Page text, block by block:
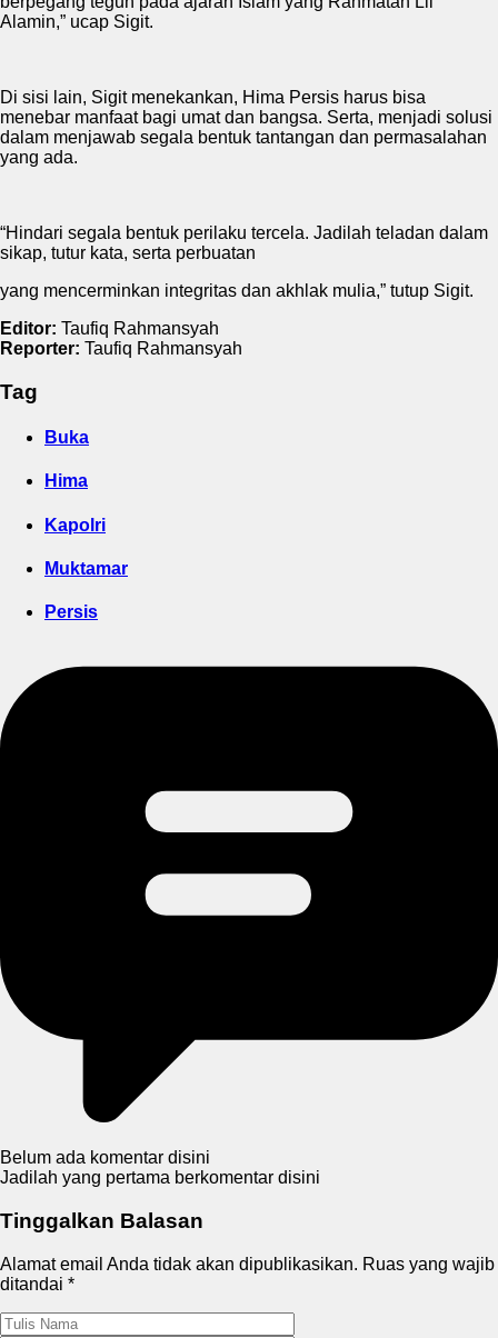
Alamin,” ucap Sigit.
Di sisi lain, Sigit menekankan, Hima Persis harus bisa
menebar manfaat bagi umat dan bangsa. Serta, menjadi solusi
dalam menjawab segala bentuk tantangan dan permasalahan
yang ada.
“Hindari segala bentuk perilaku tercela. Jadilah teladan dalam
sikap, tutur kata, serta perbuatan
yang mencerminkan integritas dan akhlak mulia,” tutup Sigit.
Editor: Taufiq Rahmansyah
Reporter: Taufiq Rahmansyah
Tag
Buka
Hima
Kapolri
Muktamar
Persis
Belum ada komentar disini
Jadilah yang pertama berkomentar disini
Tinggalkan Balasan
Alamat email Anda tidak akan dipublikasikan. Ruas yang wajib
ditandai *